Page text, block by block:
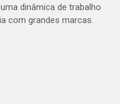
dinâmica de trabalho
com grandes marcas.